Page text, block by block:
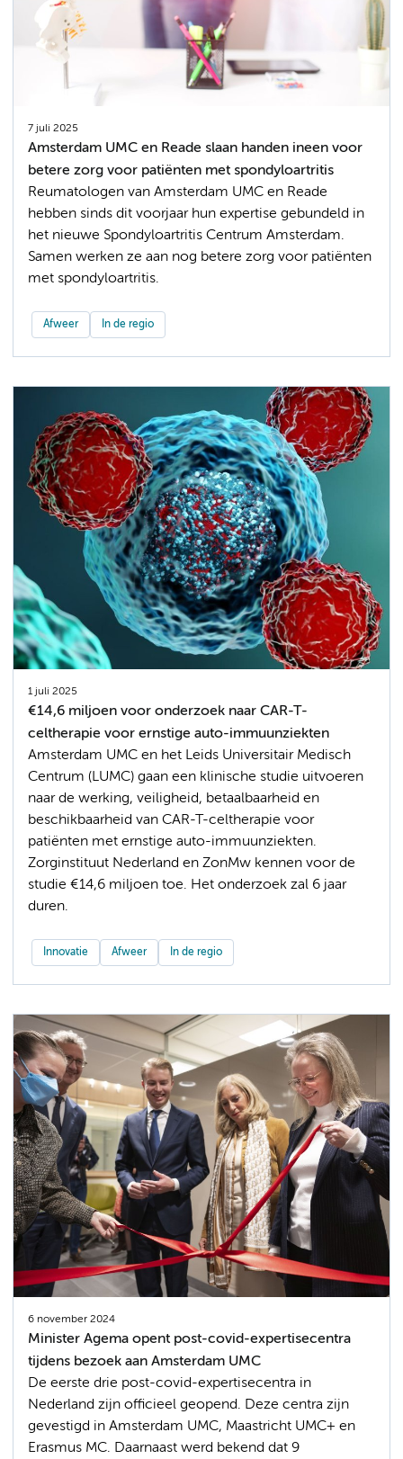
7 juli 2025
Amsterdam UMC en Reade slaan handen ineen voor
betere zorg voor patiënten met spondyloartritis
Reumatologen van Amsterdam UMC en Reade
hebben sinds dit voorjaar hun expertise gebundeld in
het nieuwe Spondyloartritis Centrum Amsterdam.
Samen werken ze aan nog betere zorg voor patiënten
met spondyloartritis.
Afweer In de regio
1 juli 2025
€14,6 miljoen voor onderzoek naar CAR-T-
celtherapie voor ernstige auto-immuunziekten
Amsterdam UMC en het Leids Universitair Medisch
Centrum (LUMC) gaan een klinische studie uitvoeren
naar de werking, veiligheid, betaalbaarheid en
beschikbaarheid van CAR-T-celtherapie voor
patiënten met ernstige auto-immuunziekten.
Zorginstituut Nederland en ZonMw kennen voor de
studie €14,6 miljoen toe. Het onderzoek zal 6 jaar
duren.
Innovatie Afweer In de regio
6 november 2024
Minister Agema opent post-covid-expertisecentra
tijdens bezoek aan Amsterdam UMC
De eerste drie post-covid-expertisecentra in
Nederland zijn officieel geopend. Deze centra zijn
gevestigd in Amsterdam UMC, Maastricht UMC+ en
Erasmus MC. Daarnaast werd bekend dat 9